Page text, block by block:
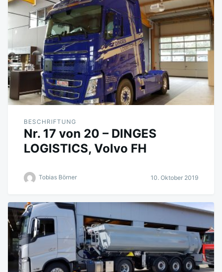
BESCHRIFTUNG
Nr. 17 von 20 – DINGES
LOGISTICS, Volvo FH
Tobias Börner 10. Oktober 2019